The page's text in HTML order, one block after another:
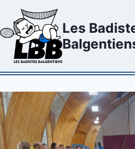
contenu
Les